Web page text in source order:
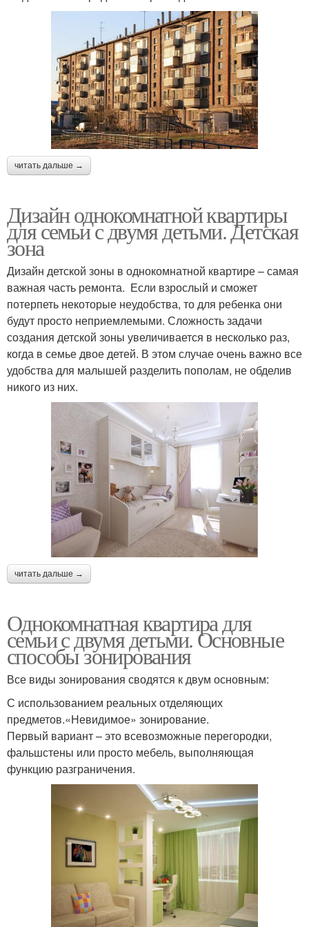
читать дальше →
Дизайн однокомнатной квартиры
для семьи с двумя детьми. Детская
зона
Дизайн детской зоны в однокомнатной квартире – самая
важная часть ремонта. Если взрослый и сможет
потерпеть некоторые неудобства, то для ребенка они
будут просто неприемлемыми. Сложность задачи
создания детской зоны увеличивается в несколько раз,
когда в семье двое детей. В этом случае очень важно все
удобства для малышей разделить пополам, не обделив
никого из них.
читать дальше →
Однокомнатная квартира для
семьи с двумя детьми. Основные
способы зонирования
Все виды зонирования сводятся к двум основным:
С использованием реальных отделяющих
предметов.«Невидимое» зонирование.
Первый вариант – это всевозможные перегородки,
фальшстены или просто мебель, выполняющая
функцию разграничения.